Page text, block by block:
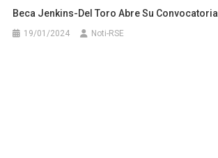
Beca Jenkins-Del Toro Abre Su Convocatoria
19/01/2024 Noti-RSE